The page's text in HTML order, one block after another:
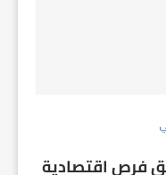
فرص اقتصادية